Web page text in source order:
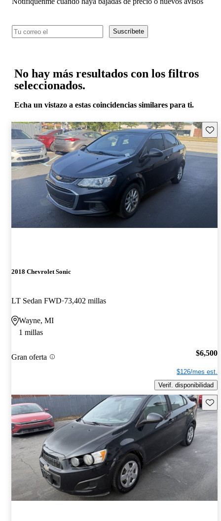
Suscríbete
No hay más resultados con los filtros
seleccionados.
Echa un vistazo a estas coincidencias similares para ti.
2018 Chevrolet Sonic
LT Sedan FWD 73,402 millas
Wayne, MI
1 millas
Gran oferta $6,500
$126/mes est.
Verif. disponibilidad